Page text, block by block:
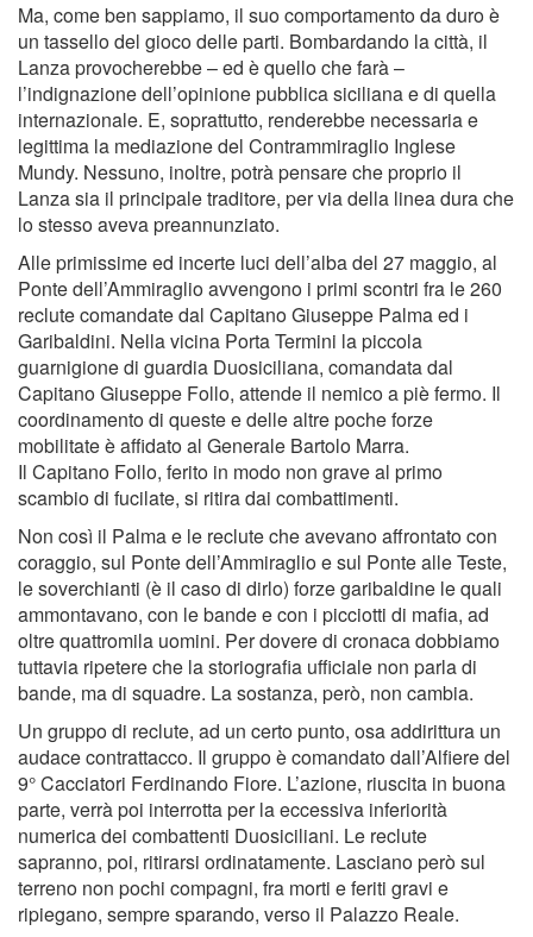
Ma, come ben sappiamo, il suo comportamento da duro è
un tassello del gioco delle parti. Bombardando la città, il
Lanza provocherebbe – ed è quello che farà –
l’indignazione dell’opinione pubblica siciliana e di quella
internazionale. E, soprattutto, renderebbe necessaria e
legittima la mediazione del Contrammiraglio Inglese
Mundy. Nessuno, inoltre, potrà pensare che proprio il
Lanza sia il principale traditore, per via della linea dura che
lo stesso aveva preannunziato.
Alle primissime ed incerte luci dell’alba del 27 maggio, al
Ponte dell’Ammiraglio avvengono i primi scontri fra le 260
reclute comandate dal Capitano Giuseppe Palma ed i
Garibaldini. Nella vicina Porta Termini la piccola
guarnigione di guardia Duosiciliana, comandata dal
Capitano Giuseppe Follo, attende il nemico a piè fermo. Il
coordinamento di queste e delle altre poche forze
mobilitate è afﬁdato al Generale Bartolo Marra.
Il Capitano Follo, ferito in modo non grave al primo
scambio di fucilate, si ritira dai combattimenti.
Non così il Palma e le reclute che avevano affrontato con
coraggio, sul Ponte dell’Ammiraglio e sul Ponte alle Teste,
le soverchianti (è il caso di dirlo) forze garibaldine le quali
ammontavano, con le bande e con i picciotti di maﬁa, ad
oltre quattromila uomini. Per dovere di cronaca dobbiamo
tuttavia ripetere che la storiograﬁa ufﬁciale non parla di
bande, ma di squadre. La sostanza, però, non cambia.
Un gruppo di reclute, ad un certo punto, osa addirittura un
audace contrattacco. Il gruppo è comandato dall’Alﬁere del
9° Cacciatori Ferdinando Fiore. L’azione, riuscita in buona
parte, verrà poi interrotta per la eccessiva inferiorità
numerica dei combattenti Duosiciliani. Le reclute
sapranno, poi, ritirarsi ordinatamente. Lasciano però sul
terreno non pochi compagni, fra morti e feriti gravi e
ripiegano, sempre sparando, verso il Palazzo Reale.